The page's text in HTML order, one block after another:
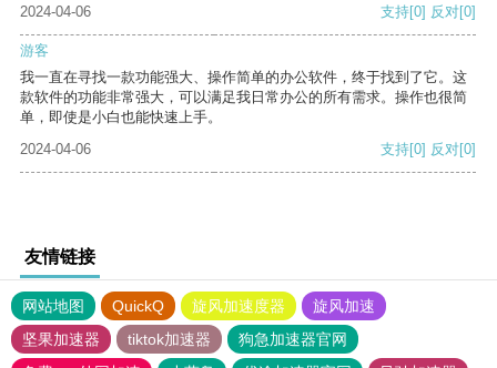
2024-04-06 支持[0] 反对[0]
游客
我一直在寻找一款功能强大、操作简单的办公软件，终于找到了它。这
款软件的功能非常强大，可以满足我日常办公的所有需求。操作也很简
单，即使是小白也能快速上手。
2024-04-06
支持[0] 反对[0]
友情链接
网站地图 QuickQ 旋风加速度器
旋风加速
坚果加速器
tiktok加速器
狗急加速器官网